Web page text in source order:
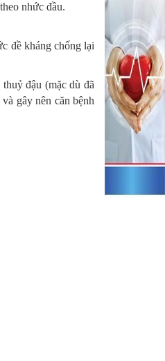
nhức đầu.
đề kháng chống lại
đậu (mặc dù đã
gây nên căn bệnh